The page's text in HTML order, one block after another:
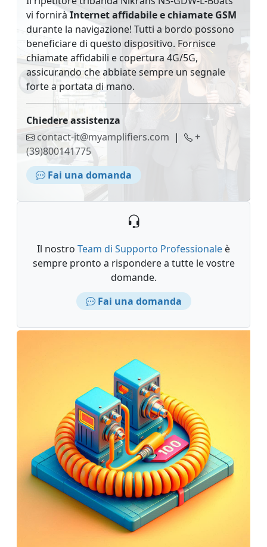
vi forniràInternet affidabile e chiamate GSM
durante la navigazione! Tutti a bordo possono
beneficiare di questo dispositivo. Fornisce
chiamate affidabili e copertura 4G/5G,
assicurando che abbiate sempre un segnale
forte a portata di mano.
Chiedere assistenza
contact-it@myamplifiers.com |
+
(39)800141775
Fai una domanda
Il nostro Team di Supporto Professionale è
sempre pronto a rispondere a tutte le vostre
domande.
Fai una domanda